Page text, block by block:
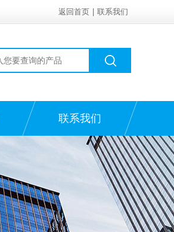
返回首页 联系我们
联系我们